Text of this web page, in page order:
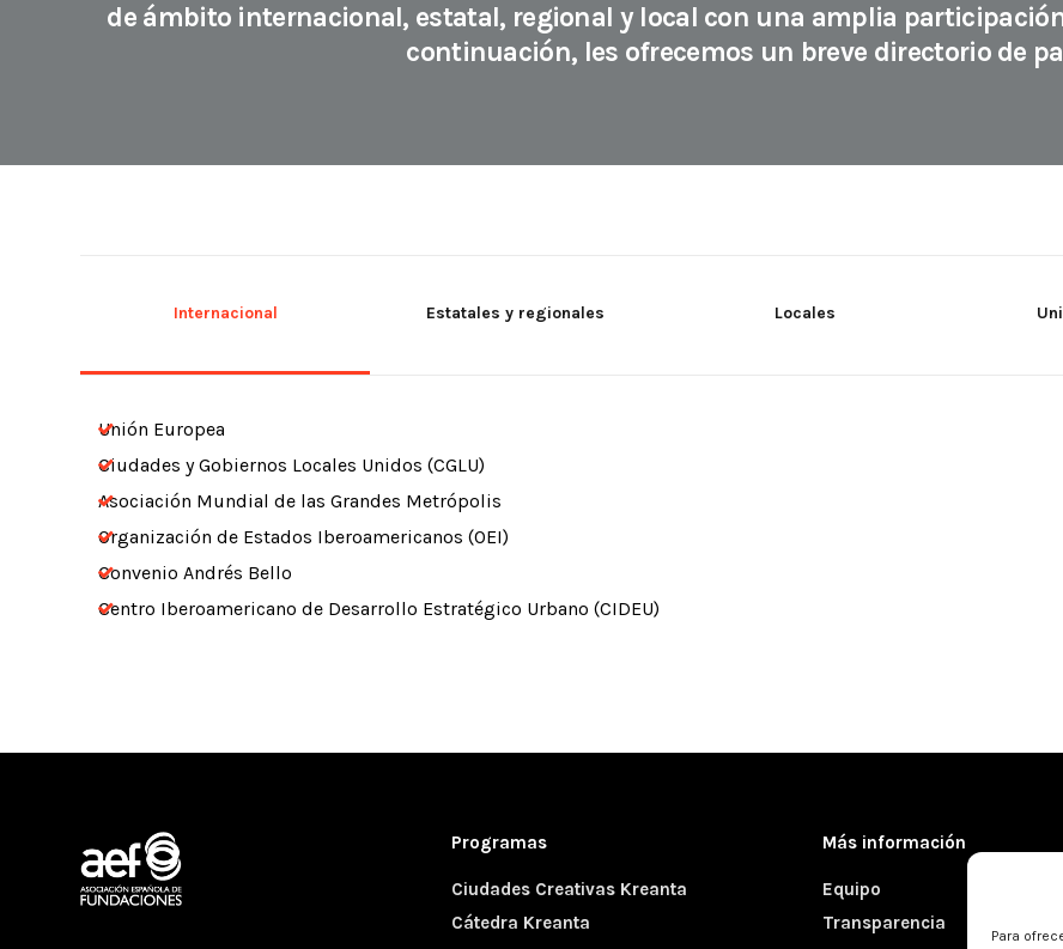
Para
de ámbito internacional, estatal, regional y local con una amplia
continuación, les ofrecemos un breve directorio de
Internacional Estatales y regionales Locales
Unión Europea
Ciudades y Gobiernos Locales Unidos (CGLU)
Asociación Mundial de las Grandes Metrópolis
Organización de Estados Iberoamericanos (OEI)
Convenio Andrés Bello
Centro Iberoamericano de Desarrollo Estratégico Urbano (CIDEU)
Programas
Ciudades Creativas Kreanta
Cátedra Kreanta
Más información
Equipo
Transparencia